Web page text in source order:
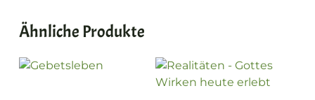
Ähnliche Produkte